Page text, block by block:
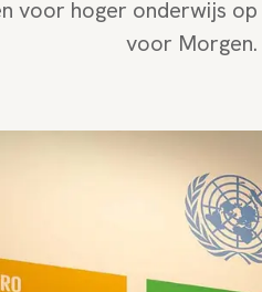
voor hoger onderwijs
voor